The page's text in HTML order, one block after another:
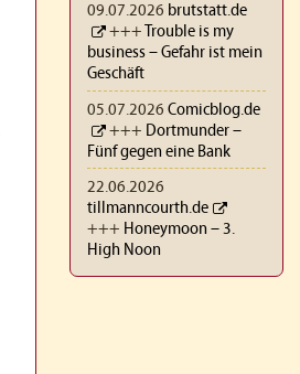
09.07.2026 brutstatt.de
+++
Trouble is my
business – Gefahr ist mein
Geschäft
05.07.2026 Comicblog.de
+++ Dortmunder –
Fünf gegen eine Bank
22.06.2026
tillmanncourth.de
+++ Honeymoon – 3.
High Noon